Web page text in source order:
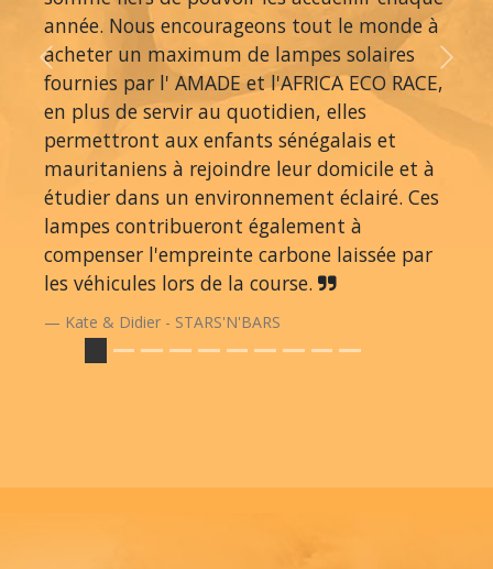
année. Nous encourageons tout le monde à
acheter un maximum de lampes solaires
fournies par l' AMADE et l'AFRICA ECO RACE,
en plus de servir au quotidien, elles
permettront aux enfants sénégalais et
mauritaniens à rejoindre leur domicile et à
étudier dans un environnement éclairé. Ces
lampes contribueront également à
compenser l'empreinte carbone laissée par
les véhicules lors de la course.
Kate & Didier - STARS'N'BARS
Previous Next